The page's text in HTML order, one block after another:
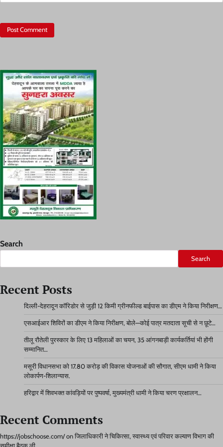
Search
Search
Recent Posts
दिल्ली-देहरादून कॉरिडोर से जुड़ी 12 किमी ग्रीनफील्ड बाईपास का डीएम ने किया निरीक्षण…
एसआईआर शिविरों का डीएम ने किया निरीक्षण, बोले—कोई पात्र मतदाता सूची से न छूटे…
तीलू रौतेली पुरस्कार के लिए 13 महिलाओं का चयन, 35 आंगनबाड़ी कार्यकर्तियां भी होंगी
सम्मानित…
मसूरी विधानसभा को 17.80 करोड़ की विकास योजनाओं की सौगात, सीएम धामी ने किया
लोकार्पण-शिलान्यास.
हरिद्वार में शिवभक्त कांवड़ियों पर पुष्पवर्षा, मुख्यमंत्री धामी ने किया चरण प्रक्षालन…
Recent Comments
https://jobschoose.com/on जिलाधिकारी ने चिकित्सा, स्वास्थ्य एवं परिवार कल्याण विभाग की